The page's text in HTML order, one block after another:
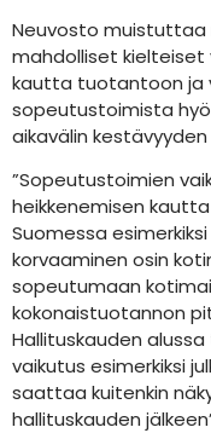
Neuvosto
mahdolliset kielteiset
kautta tuotantoon ja
sopeutustoimista
aikavälin
”Sopeutustoimien
heikkenemisen
Suomessa
korvaaminen osin
sopeutumaan
kokonaistuotannon
Hallituskauden
vaikutus esimerkiksi
saattaa kuitenkin
hallituskauden